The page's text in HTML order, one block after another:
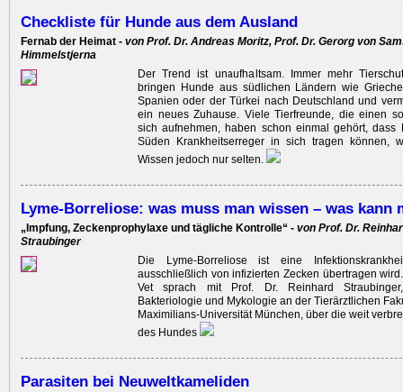
Checkliste für Hunde aus dem Ausland
Fernab der Heimat - von Prof. Dr. Andreas Moritz, Prof. Dr. Gerorg von
Himmelstjerna
Der Trend ist unaufhaltsam. Immer mehr
bringen Hunde aus südlichen Ländern wie
Spanien oder der Türkei nach Deutschland und
ein neues Zuhause. Viele Tierfreunde, die einen
sich aufnehmen, haben schon einmal gehört, dass
Süden Krankheitserreger in sich tragen können,
Wissen jedoch nur selten.
Lyme-Borreliose: was muss man wissen – was kann
„Impfung, Zeckenprophylaxe und tägliche Kontrolle“ - von Prof. Dr.
Straubinger
Die Lyme-Borreliose ist eine
ausschließlich von infizierten Zecken übertragen
Vet sprach mit Prof. Dr. Reinhard
Bakteriologie und Mykologie an der Tierärztlichen
Maximi­lians-Universität München, über die weit
des Hundes
Parasiten bei Neuweltkameliden